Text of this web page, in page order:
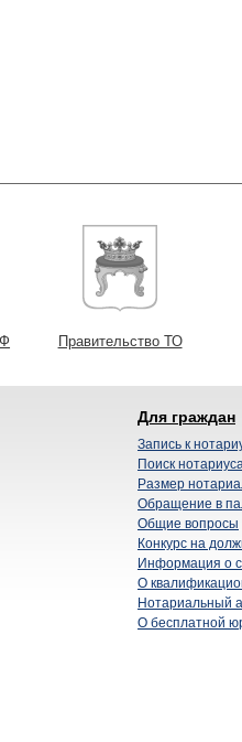
Правительство ТО
Для граждан
Запись к
Поиск
Размер
Обращение в
Общие вопросы
Конкурс на
Информация о
О
Нотариальный
О бесплатной